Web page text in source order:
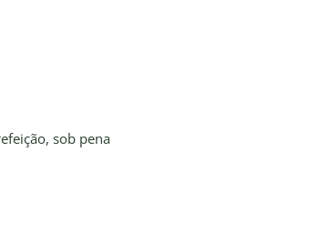
sob pena